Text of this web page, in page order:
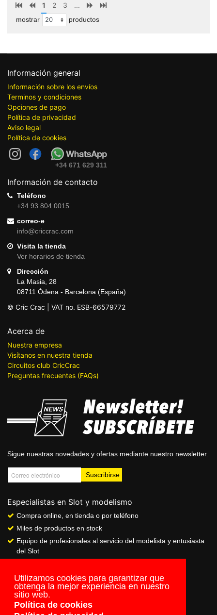
Utilizamos cookies para garantizar que
obtenga la mejor experiencia en nuestro
sitio web.
Política de cookies
1 2 3 ...
mostrar productos
Información general
Información sobre los envíos
Terminos y condiciones
Opciones de pago
Política de privacidad
Aviso legal
Política de cookies
+34 671 629 311
Información de contacto
Teléfono
+34 93 804 0015
correo-e
info@criccrac.com
Visita la tienda
Ver horarios de tienda
Dirección
La Masia, 28
08711 Òdena - Barcelona (España)
© Cric Crac | VAT no. ESB-66579772
Acerca de
Nuestra empresa
Visítanos en nuestra tienda
Circuitos club CricCrac
Preguntas frecuentes (FAQs)
Sigue nuestras novedades y ofertas mediante nuestro newsletter.
Especialistas en Slot y modelismo
Compra online, en tienda o por teléfono
Miles de productos en stock
Equipo de profesionales al servicio del modelista y entusiasta
del Slot
Servicio de pago seguro online
Envios a todo el mundo